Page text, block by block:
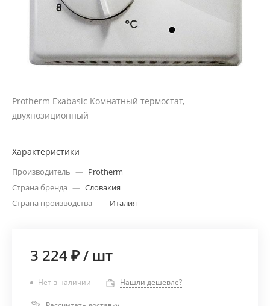
Protherm Exabasic Комнатный термостат,
двухпозиционный
Характеристики
Производитель — Protherm
Страна бренда — Словакия
Страна производства — Италия
3 224 ₽/ шт
Нет в наличии Нашли дешевле?